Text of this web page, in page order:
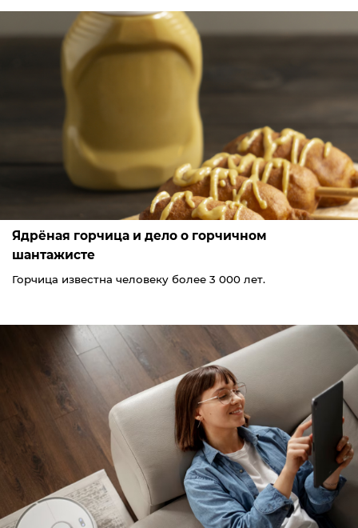
Ядрёная горчица и дело о горчичном
шантажисте
Горчица известна человеку более 3 000 лет.